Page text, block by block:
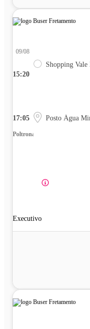
15:20
09/08
Shopping Vale
17:05 Posto Água
Poltrona
Executivo